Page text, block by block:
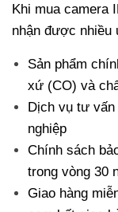
Khi mua camera
nhận được nhiều
Sản phẩm
xứ (CO) và
Dịch vụ tư
nghiệp
Chính sách
trong vòng 30
Giao hàng